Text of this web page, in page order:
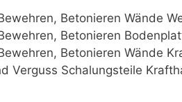
Betonieren Wände
Betonieren
Betonieren Wände
Verguss Schalungsteile